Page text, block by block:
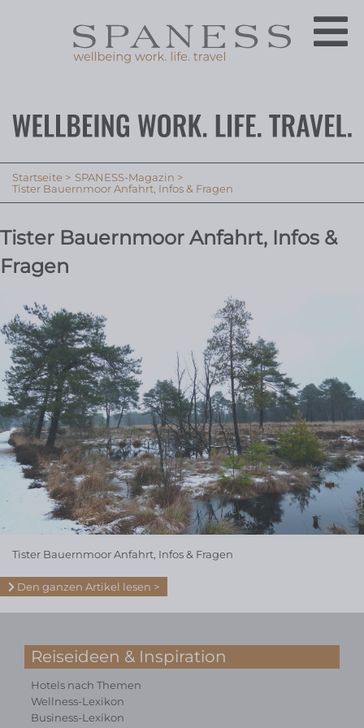
Startseite
SPANESS-Magazin
Tister Bauernmoor Anfahrt, Infos & Fragen
Tister Bauernmoor Anfahrt, Infos &
Fragen
Tister Bauernmoor Anfahrt, Infos & Fragen
Den ganzen Artikel lesen
Reiseideen & Inspiration
Hotels nach Themen
Wellness-Lexikon
Business-Lexikon